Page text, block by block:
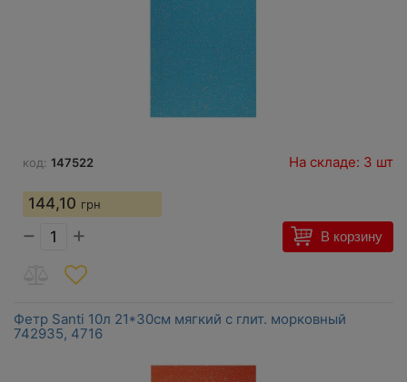
код: 147522 На складе: 3 шт
144,10 грн
− + В корзину
Фетр Santi 10л 21*30см мягкий с глит. морковный
742935, 4716